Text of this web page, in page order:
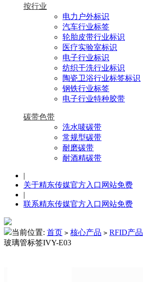
按行业
电力户外标识
汽车行业标签
轮胎皮带行业标识
医疗实验室标识
电子行业标识
纺织干洗行业标识
陶瓷卫浴行业标签标识
钢铁行业标签
电子行业特种胶带
碳带色带
洗水唛碳带
常规型碳带
耐磨碳带
耐酒精碳带
|
关于精东传媒官方入口网站免费
|
联系精东传媒官方入口网站免费
当前位置: 首页 > 核心产品 > RFID产品
玻璃管标签IVY-E03